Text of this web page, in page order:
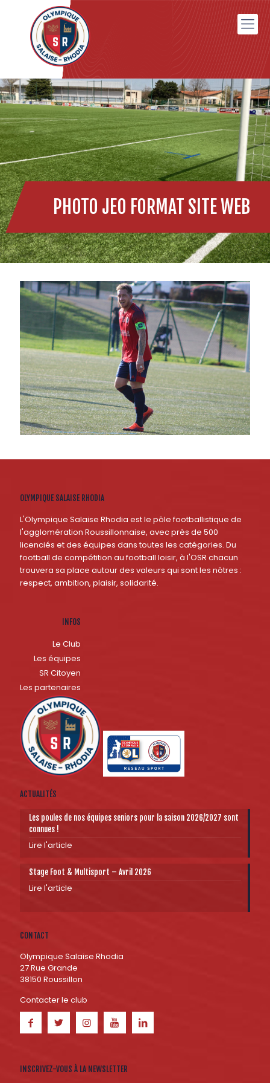
PHOTO JEO FORMAT SITE WEB
OLYMPIQUE SALAISE RHODIA
L'Olympique Salaise Rhodia est le pôle footballistique de
l'agglomération Roussillonnaise, avec près de 500
licenciés et des équipes dans toutes les catégories. Du
football de compétition au football loisir, à l'OSR chacun
trouvera sa place autour des valeurs qui sont les nôtres :
respect, ambition, plaisir, solidarité.
INFOS
Le Club
Les équipes
SR Citoyen
Les partenaires
ACTUALITÉS
Les poules de nos équipes seniors pour la saison 2026/2027 sont
connues !
Lire l'article
Stage Foot & Multisport – Avril 2026
Lire l'article
CONTACT
Olympique Salaise Rhodia
27 Rue Grande
38150 Roussillon
Contacter le club
INSCRIVEZ-VOUS À LA NEWSLETTER